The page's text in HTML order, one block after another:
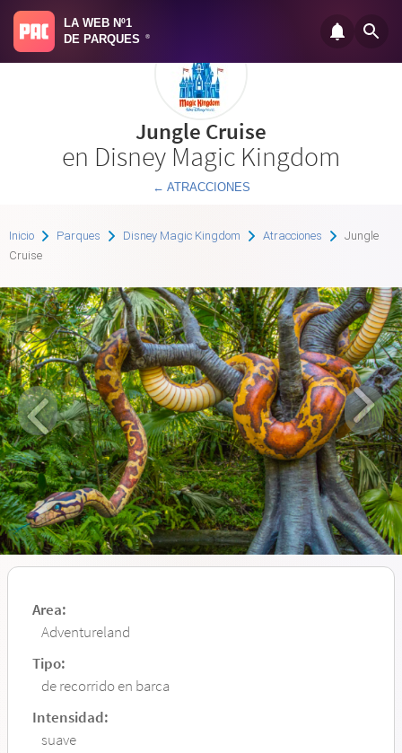
LA WEB Nº1
DE PARQUES
®
Jungle Cruise
en Disney Magic Kingdom
← ATRACCIONES
Inicio Parques Disney Magic Kingdom Atracciones
Jungle
Cruise
Area:
Adventureland
Tipo:
de recorrido en barca
Intensidad:
suave